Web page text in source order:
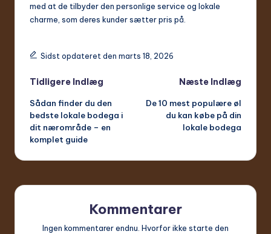
med at de tilbyder den personlige service og lokale
charme, som deres kunder sætter pris på.
Sidst opdateret den marts 18, 2026
Indlæg
navigation
Tidligere Indlæg
Sådan finder du den
bedste lokale bodega i
dit nærområde – en
komplet guide
Næste Indlæg
De 10 mest populære øl
du kan købe på din
lokale bodega
Kommentarer
Ingen kommentarer endnu. Hvorfor ikke starte den